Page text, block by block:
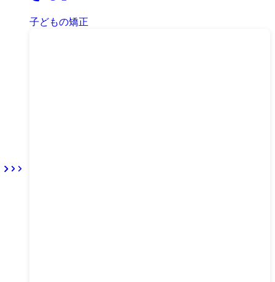
子どもの矯正